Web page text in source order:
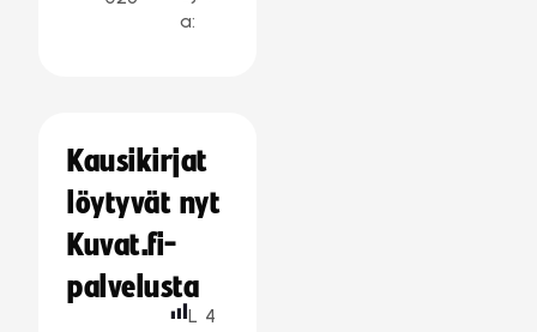
a:
Kausikirjat
löytyvät nyt
Kuvat.fi-
palvelusta
L 4